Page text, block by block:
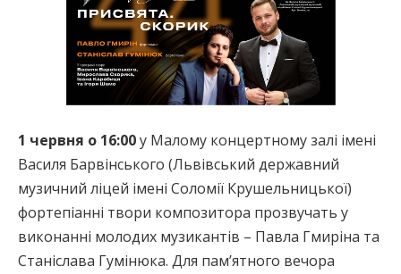
1 червня о 16:00у Малому концертному залі імені
Василя Барвінського (Львівський державний
музичний ліцей імені Соломії Крушельницької)
фортепіанні твори композитора прозвучать у
виконанні молодих музикантів – Павла Гмиріна та
Станіслава Гумінюка. Для пам’ятного вечора